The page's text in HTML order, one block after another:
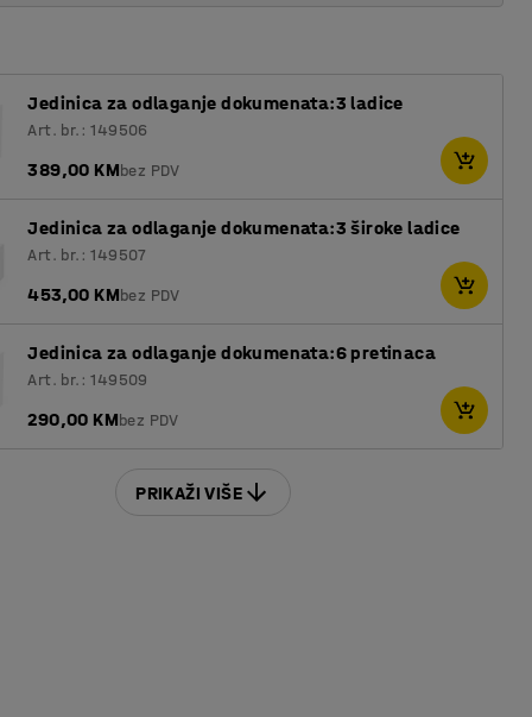
Jedinica za odlaganje dokumenata:3 ladice
Art. br.: 149506
389,00 KMbez PDV
Jedinica za odlaganje dokumenata:3 široke ladice
Art. br.: 149507
453,00 KMbez PDV
Jedinica za odlaganje dokumenata:6 pretinaca
Art. br.: 149509
290,00 KMbez PDV
PRIKAŽI VIŠE